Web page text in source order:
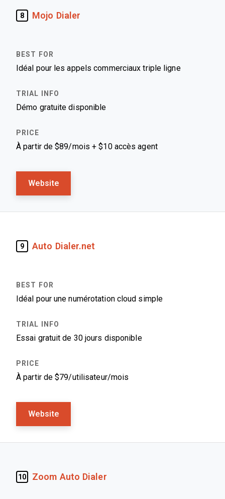
8 Mojo Dialer
Idéal pour les appels commerciaux triple ligne
Démo gratuite disponible
À partir de $89/mois + $10 accès agent
Website
9 Auto Dialer.net
Idéal pour une numérotation cloud simple
Essai gratuit de 30 jours disponible
À partir de $79/utilisateur/mois
Website
10 Zoom Auto Dialer